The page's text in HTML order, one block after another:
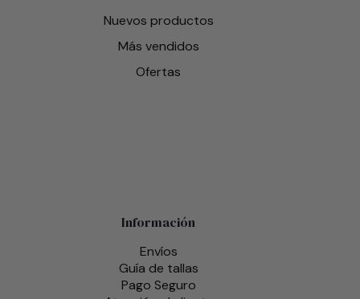
Nuevos productos
Más vendidos
Ofertas
Información
Envíos
Guía de tallas
Pago Seguro